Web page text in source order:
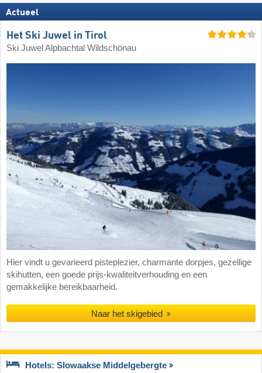
Actueel
Het Ski Juwel in Tirol
Ski Juwel Alpbachtal Wildschönau
Hier vindt u gevarieerd pisteplezier, charmante dorpjes, gezellige
skihutten, een goede prijs-kwaliteitverhouding en een
gemakkelijke bereikbaarheid.
Naar het skigebied
Hotels: Slowaakse Middelgebergte